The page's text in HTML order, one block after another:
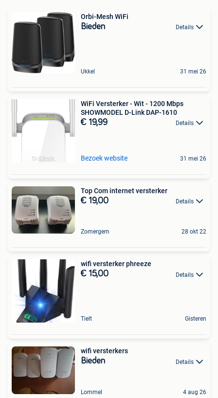
Orbi-Mesh WiFi
Bieden Details
Ukkel 31 mei 26
WiFi Versterker - Wit - 1200 Mbps
SHOWMODEL D-Link DAP-1610
€ 19,99 Details
Bezoek website 31 mei 26
Top Com internet versterker
€ 19,00 Details
Zomergem 28 okt 22
wifi versterker phreeze
€ 15,00 Details
Tielt Gisteren
wifi versterkers
Bieden Details
Lommel 4 aug 26